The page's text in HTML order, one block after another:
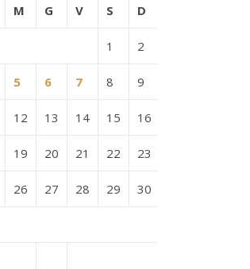
M G V S D
1 2
5 6 7 8 9
12 13 14 15 16
19 20 21 22 23
26 27 28 29 30